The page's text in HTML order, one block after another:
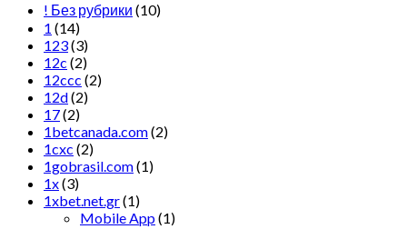
! Без рубрики (10)
1 (14)
123(3)
12c (2)
12ccc (2)
12d(2)
17(2)
1betcanada.com(2)
1cxc (2)
1gobrasil.com(1)
1x(3)
1xbet.net.gr(1)
Mobile App(1)